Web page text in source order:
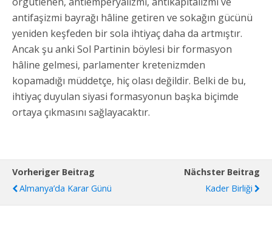
antifaşizmi bayrağı hâline getiren ve sokağın gücünü
yeniden keşfeden bir sola ihtiyaç daha da artmıştır.
Ancak şu anki Sol Partinin böylesi bir formasyon
hâline gelmesi, parlamenter kretenizmden
kopamadığı müddetçe, hiç olası değildir. Belki de bu,
ihtiyaç duyulan siyasi formasyonun başka biçimde
ortaya çıkmasını sağlayacaktır.
Vorheriger Beitrag
Almanya’da Karar Günü
Nächster Beitrag
Kader Birliği